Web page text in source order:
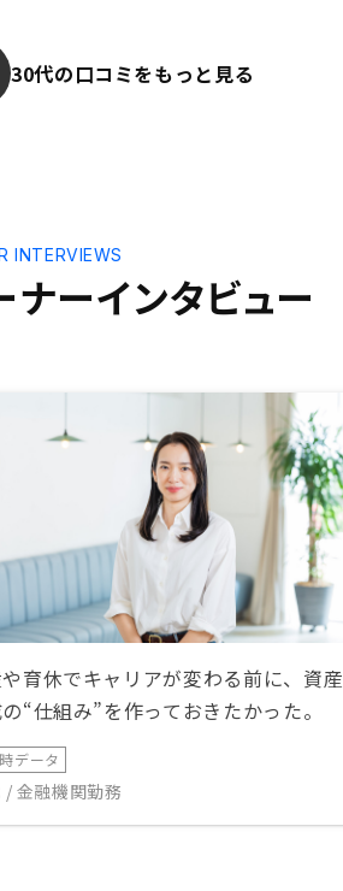
りやすくなるようにアプリの
の改善を希望します。 管理
修繕積立金、減価償却費などを
算して、あとはこれを申告書
30代の口コミをもっと見る
ナーインタビュー
INTERVIEWS
育休でキャリアが変わる前に、資産
“仕組み”を作っておきたかった。
データ
/ 金融機関勤務